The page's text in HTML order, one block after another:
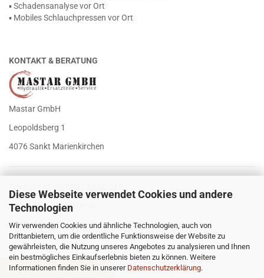
Diese Webseite verwendet Cookies und andere
Technologien
Wir verwenden Cookies und ähnliche Technologien, auch von
Drittanbietern, um die ordentliche Funktionsweise der Website zu
gewährleisten, die Nutzung unseres Angebotes zu analysieren und Ihnen
ein bestmögliches Einkaufserlebnis bieten zu können. Weitere
Informationen finden Sie in unserer Datenschutzerklärung.
▪ Schadensanalyse vor Ort
▪ Mobiles Schlauchpressen vor Ort
KONTAKT & BERATUNG
Mastar GmbH
Leopoldsberg 1
4076 Sankt Marienkirchen
E-Mailoffice@mastar.at
VERTRAG WIDERRUFEN